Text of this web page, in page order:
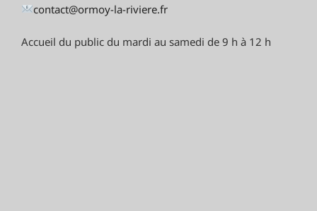
contact@ormoy-la-riviere.fr
Accueil du public du mardi au samedi de 9 h à 12 h